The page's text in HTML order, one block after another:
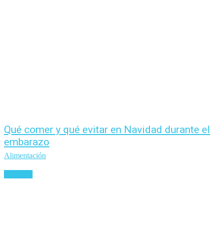
Qué comer y qué evitar en Navidad durante el
embarazo
Alimentación